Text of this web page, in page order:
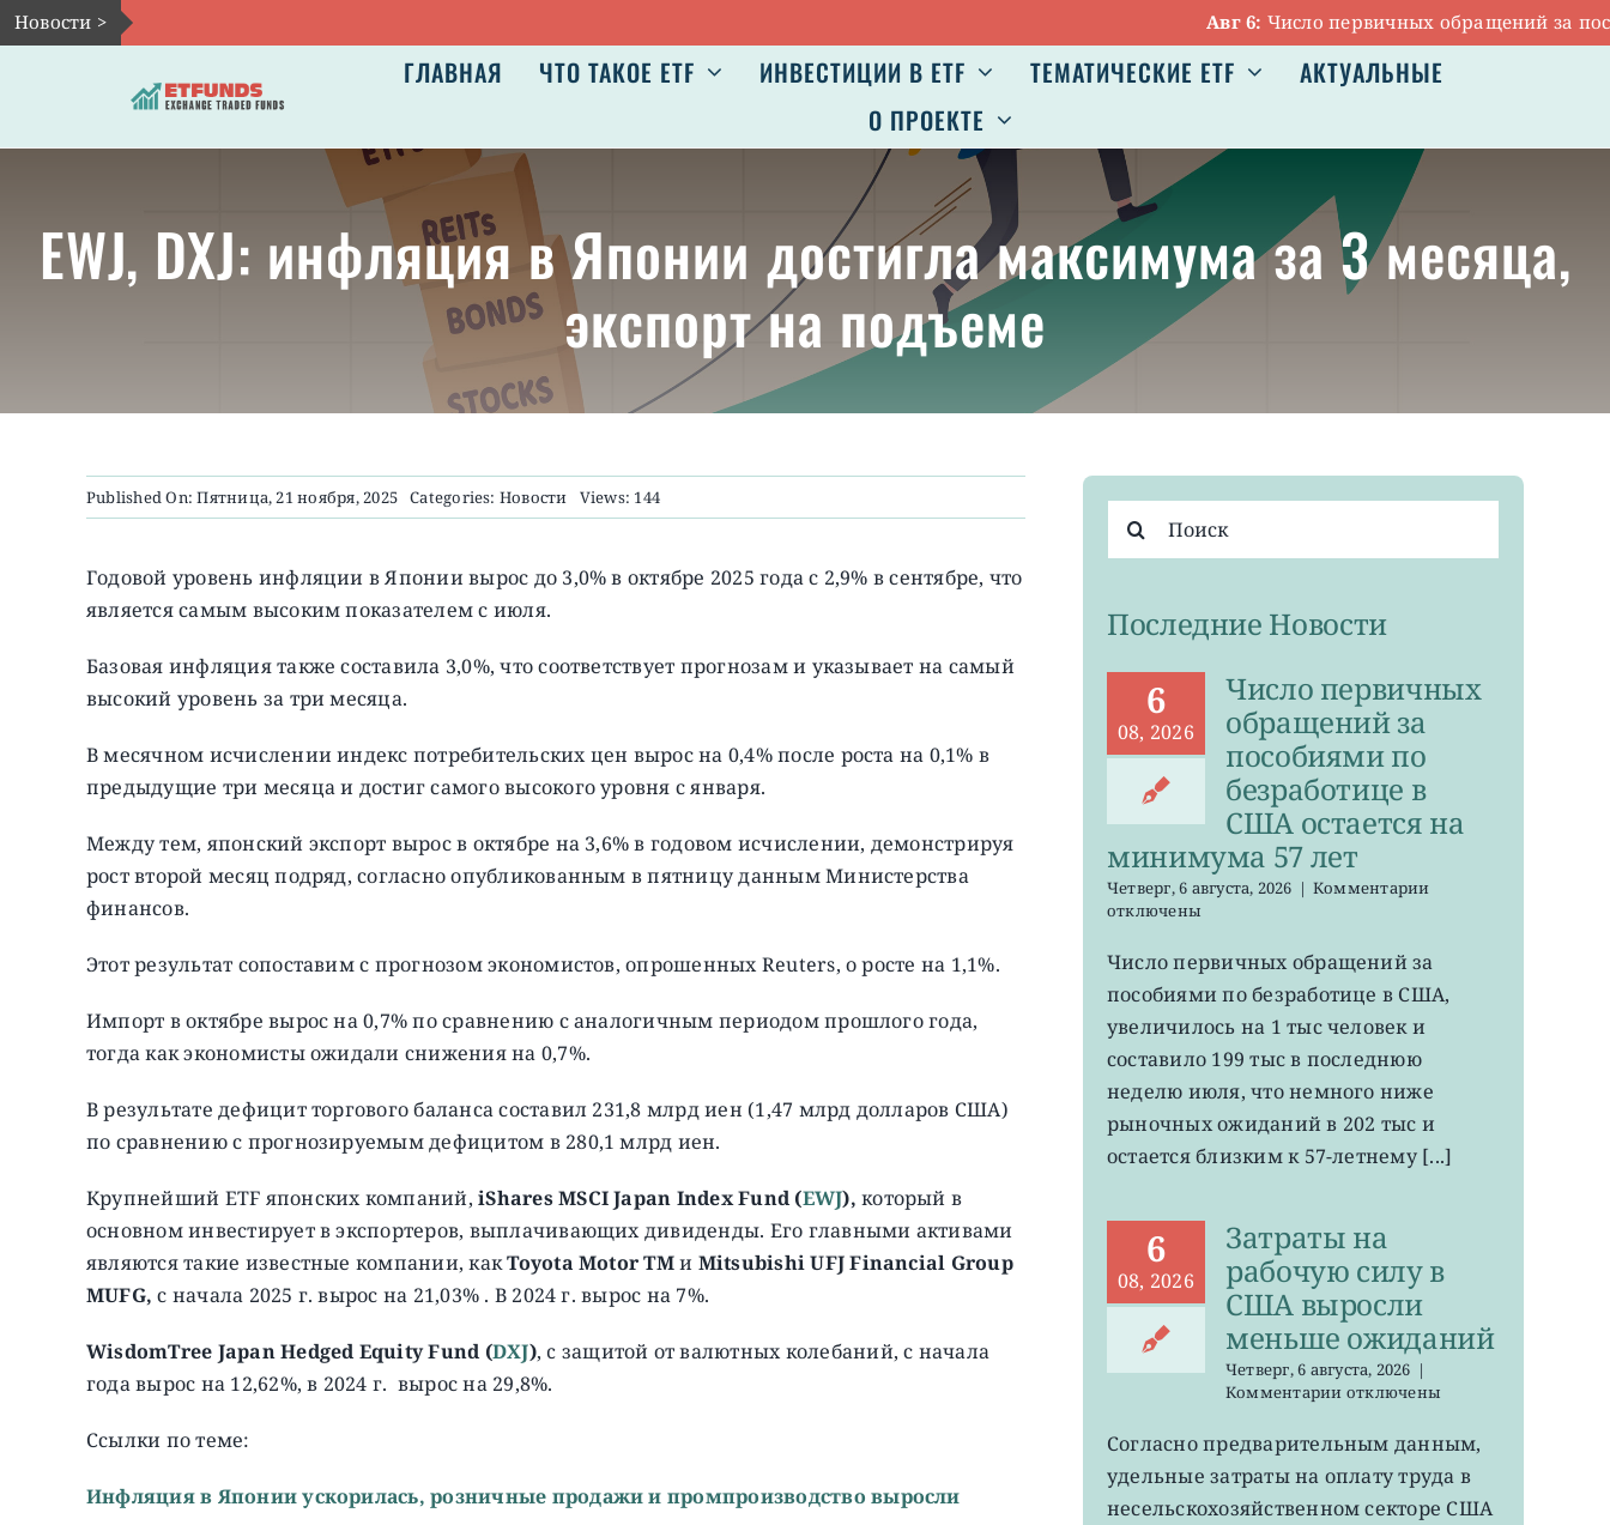
Skip
to
Новости > Авг 6:Число первичных обращений за
ГЛАВНАЯ ЧТО ТАКОЕ ETF ИНВЕСТИЦИИ В ETF ТЕМАТИЧЕСКИЕ ETF
АКТУАЛЬНЫЕ
О ПРОЕКТЕ
EWJ, DXJ: инфляция в Японии достигла максимума за 3 месяца,
экспорт на подъеме
Published On: Пятница, 21 ноября, 2025 Categories: Новости Views: 144
Годовой уровень инфляции в Японии вырос до 3,0% в октябре 2025 года с 2,9% в сентябре, что
является самым высоким показателем с июля.
Базовая инфляция также составила 3,0%, что соответствует прогнозам и указывает на самый
высокий уровень за три месяца.
В месячном исчислении индекс потребительских цен вырос на 0,4% после роста на 0,1% в
предыдущие три месяца и достиг самого высокого уровня с января.
Между тем, японский экспорт вырос в октябре на 3,6% в годовом исчислении, демонстрируя
рост второй месяц подряд, согласно опубликованным в пятницу данным Министерства
финансов.
Этот результат сопоставим с прогнозом экономистов, опрошенных Reuters, о росте на 1,1%.
Импорт в октябре вырос на 0,7% по сравнению с аналогичным периодом прошлого года,
тогда как экономисты ожидали снижения на 0,7%.
В результате дефицит торгового баланса составил 231,8 млрд иен (1,47 млрд долларов США)
по сравнению с прогнозируемым дефицитом в 280,1 млрд иен.
Крупнейший ETF японских компаний, iShares MSCI Japan Index Fund (EWJ), который в
основном инвестирует в экспортеров, выплачивающих дивиденды. Его главными активами
являются такие известные компании, какToyota Motor TMи Mitsubishi UFJ Financial Group
MUFG, с начала 2025 г. вырос на 21,03% . В 2024 г. вырос на 7%.
WisdomTree Japan Hedged Equity Fund (DXJ), c защитой от валютных колебаний, с начала
года вырос на 12,62%, в 2024 г. вырос на 29,8%.
Ссылки по теме:
Инфляция в Японии ускорилась, розничные продажи и промпроизводство выросли
поиска:
Последние Новости
6
08, 2026
Число первичных
обращений за
пособиями по
безработице в
США остается на
минимума 57 лет
Четверг, 6 августа, 2026 | Комментариик
первичных
за
в
остается
на
отключены
Число первичных обращений за
пособиями по безработице в США,
увеличилось на 1 тыс человек и
составило 199 тыс в последнюю
неделю июля, что немного ниже
рыночных ожиданий в 202 тыс и
остается близким к 57-летнему [...]
6
08, 2026
Затраты на
рабочую силу в
США выросли
меньше ожиданий
Четверг, 6 августа, 2026 |
Комментариик
Затраты
рабочую
силу
отключены
Согласно предварительным данным,
удельные затраты на оплату труда в
несельскохозяйственном секторе США